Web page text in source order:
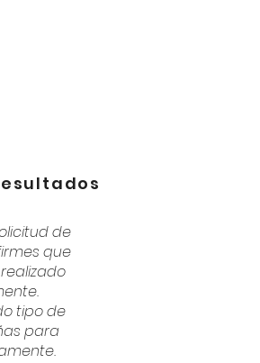
de
que
tipo de
para